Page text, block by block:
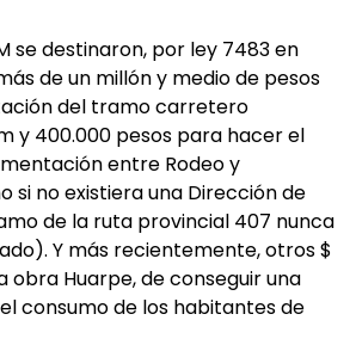
se destinaron, por ley 7483 en
de un millón y medio de pesos
del tramo carretero
y 400.000 pesos para hacer el
entre Rodeo y
si no existiera una Dirección de
de la ruta provincial 407 nunca
Y más recientemente, otros $
obra Huarpe, de conseguir una
consumo de los habitantes de